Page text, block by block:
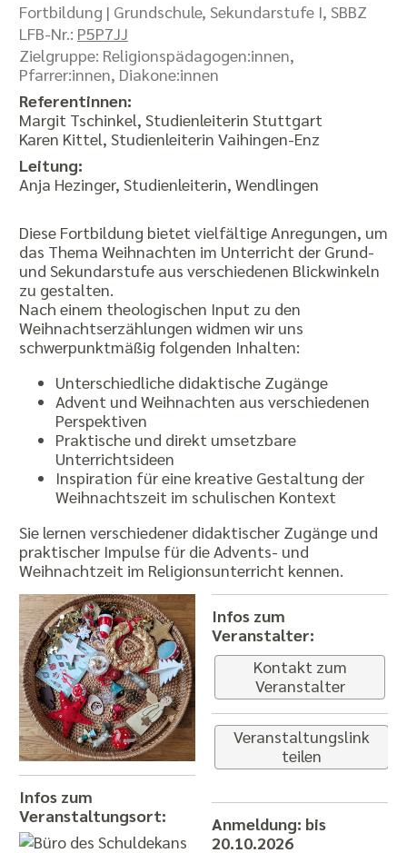
Fortbildung | Grundschule, Sekundarstufe I, SBBZ
LFB-Nr.: P5P7JJ
Zielgruppe: Religionspädagogen:innen,
Pfarrer:innen, Diakone:innen
Referentinnen:
Margit Tschinkel, Studienleiterin Stuttgart
Karen Kittel, Studienleiterin Vaihingen-Enz
Leitung:
Anja Hezinger, Studienleiterin, Wendlingen
Diese Fortbildung bietet vielfältige Anregungen, um
das Thema Weihnachten im Unterricht der Grund-
und Sekundarstufe aus verschiedenen Blickwinkeln
zu gestalten.
Nach einem theologischen Input zu den
Weihnachtserzählungen widmen wir uns
schwerpunktmäßig folgenden Inhalten:
Unterschiedliche didaktische Zugänge
Advent und Weihnachten aus verschiedenen
Perspektiven
Praktische und direkt umsetzbare
Unterrichtsideen
Inspiration für eine kreative Gestaltung der
Weihnachtszeit im schulischen Kontext
Sie lernen verschiedener didaktischer Zugänge und
praktischer Impulse für die Advents- und
Weihnachtzeit im Religionsunterricht kennen.
Infos zum
Veranstaltungsort:
Infos zum
Veranstalter:
Kontakt zum
Veranstalter
Veranstaltungslink
teilen
Anmeldung: bis
20.10.2026